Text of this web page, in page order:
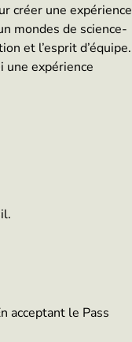
créer une expérience
mondes de science-
et l’esprit d’équipe.
une expérience
acceptant le Pass